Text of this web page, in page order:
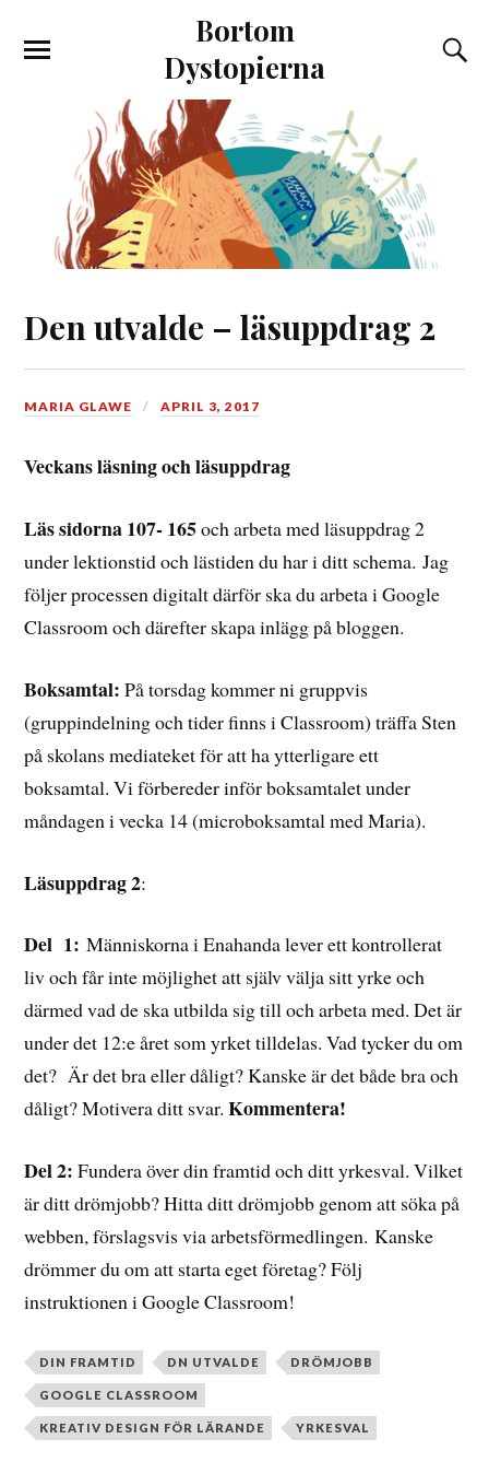
Bortom
Dystopierna
Den utvalde – läsuppdrag 2
MARIA GLAWE APRIL 3, 2017
Veckans läsning och läsuppdrag
Läs sidorna 107- 165och arbeta med läsuppdrag 2
under lektionstid och lästiden du har i ditt schema.Jag
följer processen digitalt därför ska du arbeta i Google
Classroom och därefter skapa inlägg på bloggen.
Boksamtal: På torsdag kommer ni gruppvis
(gruppindelning och tider finns i Classroom) träffa Sten
på skolans mediateket för att ha ytterligare ett
boksamtal. Vi förbereder inför boksamtalet under
måndagen i vecka 14 (microboksamtal med Maria).
Läsuppdrag 2:
Del 1:Människorna i Enahanda lever ett kontrollerat
liv och får inte möjlighet att själv välja sitt yrke och
därmed vad de ska utbilda sig till och arbeta med. Det är
under det 12:e året som yrket tilldelas. Vad tycker du om
det? Är det bra eller dåligt? Kanske är det både bra och
dåligt? Motivera ditt svar.Kommentera!
Del 2: Fundera över din framtid och ditt yrkesval. Vilket
är ditt drömjobb? Hitta ditt drömjobb genom att söka på
webben, förslagsvis via arbetsförmedlingen.Kanske
drömmer du om att starta eget företag? Följ
instruktionen i Google Classroom!
DIN FRAMTID DN UTVALDE DRÖMJOBB
GOOGLE CLASSROOM
KREATIV DESIGN FÖR LÄRANDE YRKESVAL